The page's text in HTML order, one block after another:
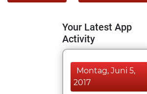
Your Latest App
Activity
Montag, Juni 5,
2017